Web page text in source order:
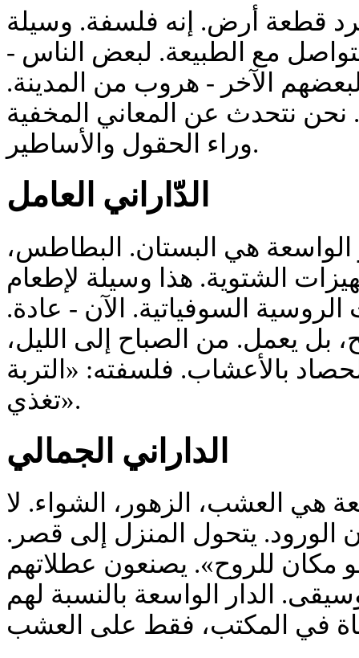
قطعة أرض. إنه فلسفة. وسيلة
مع الطبيعة. لبعض الناس -
الآخر - هروب من المدينة.
نحن نتحدث عن المعاني المخفية
وراء الحقول والأساطير.
الدّاراني العامل
الواسعة هي البستان. البطاطس،
الشتوية. هذا وسيلة لإطعام
الروسية السوفياتية. الآن - عادة.
بل يعمل. من الصباح إلى الليل،
بالأعشاب. فلسفته: «التربة
تغذي».
الداراني الجمالي
هي العشب، الزهور، الشواء. لا
يتحول المنزل إلى قصر.
مكان للروح». يصنعون عطلاتهم
الدار الواسعة بالنسبة لهم